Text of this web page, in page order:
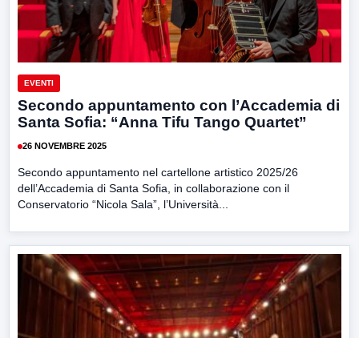
EVENTI
Secondo appuntamento con l’Accademia di
Santa Sofia: “Anna Tifu Tango Quartet”
26 NOVEMBRE 2025
Secondo appuntamento nel cartellone artistico 2025/26
dell’Accademia di Santa Sofia, in collaborazione con il
Conservatorio “Nicola Sala”, l’Università...